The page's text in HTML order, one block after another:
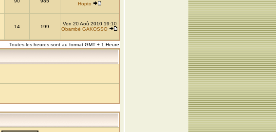
Hopto
14 199
Ven 20 Aoû 2010 19:10
Obambé GAKOSSO
Toutes les heures sont au format GMT + 1 Heure